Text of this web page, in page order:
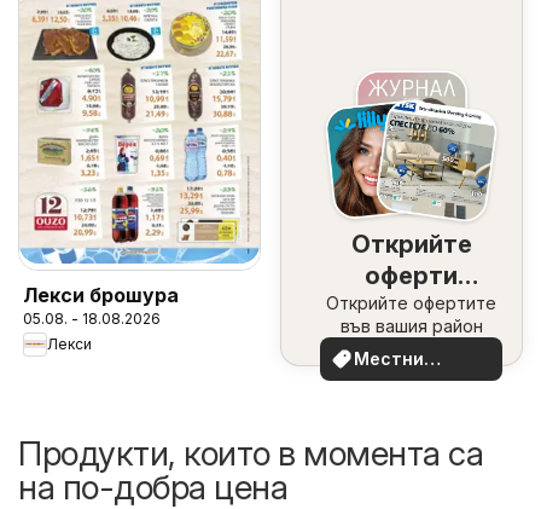
Лекси брошура
05.08. - 18.08.2026
Лекси
Открийте
оферти
наблизо
Открийте офертите
във вашия район
Местни
оферти
Продукти, които в момента са
на по-добра цена